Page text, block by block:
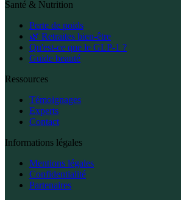
Santé & Nutrition
Perte de poids
🌿 Retraites bien-être
Qu'est-ce que le GLP-1 ?
Guide beauté
Ressources
Témoignages
Experts
Contact
Informations légales
Mentions légales
Confidentialité
Partenaires